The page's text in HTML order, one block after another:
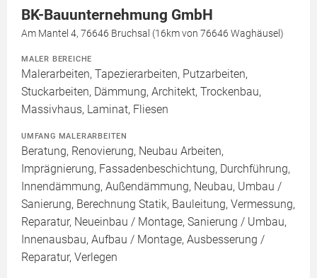
BK-Bauunternehmung GmbH
Am Mantel 4, 76646 Bruchsal (16km von 76646 Waghäusel)
MALER BEREICHE
Malerarbeiten, Tapezierarbeiten, Putzarbeiten,
Stuckarbeiten, Dämmung, Architekt, Trockenbau,
Massivhaus, Laminat, Fliesen
UMFANG MALERARBEITEN
Beratung, Renovierung, Neubau Arbeiten,
Imprägnierung, Fassadenbeschichtung, Durchführung,
Innendämmung, Außendämmung, Neubau, Umbau /
Sanierung, Berechnung Statik, Bauleitung, Vermessung,
Reparatur, Neueinbau / Montage, Sanierung / Umbau,
Innenausbau, Aufbau / Montage, Ausbesserung /
Reparatur, Verlegen